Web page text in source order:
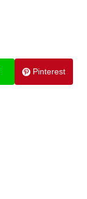
Pinterest